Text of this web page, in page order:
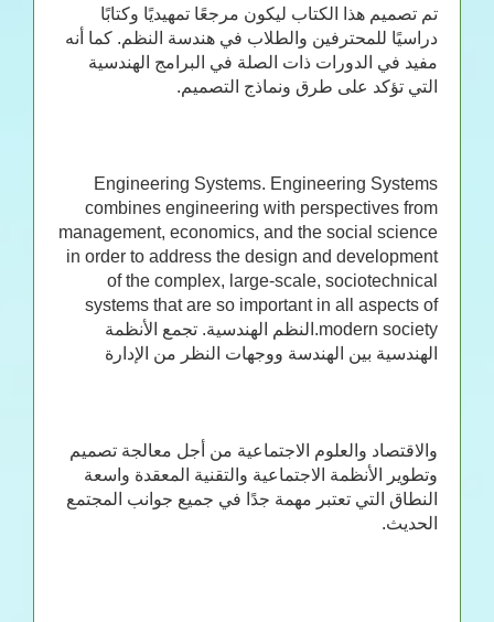
تم تصميم هذا الكتاب ليكون مرجعًا تمهيديًا وكتابًا
دراسيًا للمحترفين والطلاب في هندسة النظم. كما أنه
مفيد في الدورات ذات الصلة في البرامج الهندسية
التي تؤكد على طرق ونماذج التصميم.
Engineering Systems. Engineering Systems
combines engineering with perspectives from
management, economics, and the social science
in order to address the design and development
of the complex, large-scale, sociotechnical
systems that are so important in all aspects of
modern society.النظم الهندسية. تجمع الأنظمة
الهندسية بين الهندسة ووجهات النظر من الإدارة
والاقتصاد والعلوم الاجتماعية من أجل معالجة تصميم
وتطوير الأنظمة الاجتماعية والتقنية المعقدة واسعة
النطاق التي تعتبر مهمة جدًا في جميع جوانب المجتمع
الحديث.